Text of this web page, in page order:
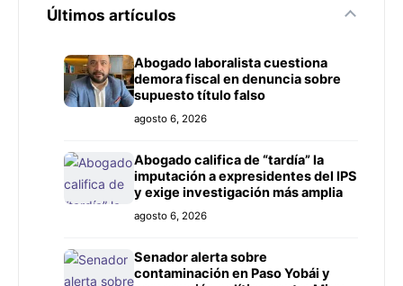
Últimos artículos
Abogado laboralista cuestiona
demora fiscal en denuncia sobre
supuesto título falso
agosto 6, 2026
Abogado califica de “tardía” la
imputación a expresidentes del IPS
y exige investigación más amplia
agosto 6, 2026
Senador alerta sobre
contaminación en Paso Yobái y